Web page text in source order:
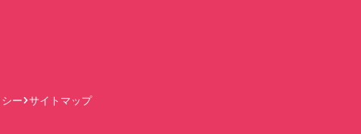
ー サイトマップ